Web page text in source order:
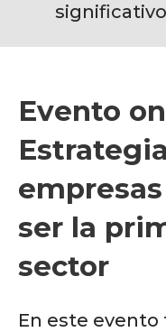
Evento
ser la
sector
En este